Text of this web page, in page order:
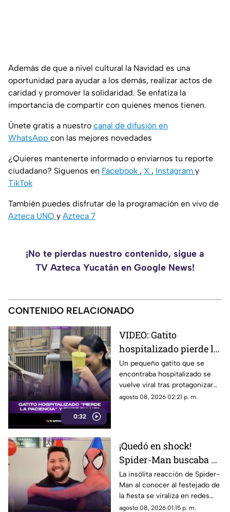
Además de que a nivel cultural la Navidad es una
oportunidad para ayudar a los demás, realizar actos de
caridad y promover la solidaridad. Se enfatiza la
importancia de compartir con quienes menos tienen.
Únete gratis a nuestro canal de difusión en
WhatsApp con las mejores novedades
¿Quieres mantenerte informado o enviarnos tu reporte
ciudadano? Síguenos en Facebook , X , Instagram y
TikTok
También puedes disfrutar de la programación en vivo de
Azteca UNO y Azteca 7
¡No te pierdas nuestro contenido, sigue a
TV Azteca Yucatán en Google News!
CONTENIDO RELACIONADO
0:32
VIDEO: Gatito
hospitalizado pierde la
"paciencia" y exige su
alta; protagoniza
momento viral
Un pequeño gatito que se
encontraba hospitalizado se
vuelve viral tras protagonizar
una inesperada escena,
agosto 08, 2026 02:21 p. m.
¡Quedó en shock!
Spider-Man buscaba al
niño de la fiesta, pero
descubre que tenía 32
años (+VIDEO)
La insólita reacción de Spider-
Man al conocer al festejado de
la fiesta se viraliza en redes
sociales ¡tenía 32 años! Así fue
agosto 08, 2026 01:15 p. m.